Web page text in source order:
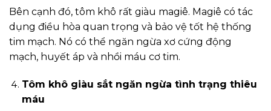
Bên cạnh đó, tôm khô rất giàu magiê. Magiê có tác
dụng điều hòa quan trọng và bảo vệ tốt hệ thống
tim mạch. Nó có thể ngăn ngừa xơ cứng động
mạch, huyết áp và nhồi máu cơ tim.
Tôm khô giàu sắt ngăn ngừa tình trạng thiêu
máu